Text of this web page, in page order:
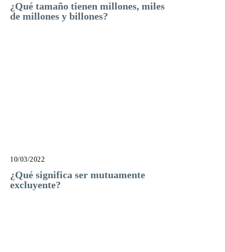
¿Qué tamaño tienen millones, miles
de millones y billones?
10/03/2022
¿Qué significa ser mutuamente
excluyente?